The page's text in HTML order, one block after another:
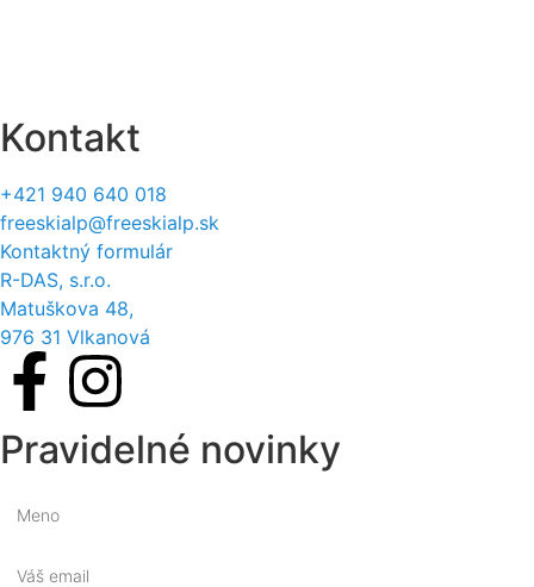
Kontakt
+421 940 640 018
freeskialp@freeskialp.sk
Kontaktný formulár
R-DAS, s.r.o.
Matuškova 48,
976 31 Vlkanová
Pravidelné novinky